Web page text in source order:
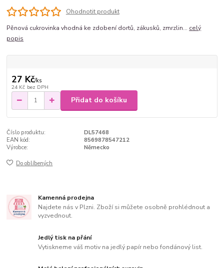
Ohodnotit produkt
Pěnová cukrovinka vhodná ke zdobení dortů, zákusků, zmrzlin... celý
popis
27 Kč/ks
24 Kč bez DPH
Přidat do košíku
Číslo produktu:
DL57468
EAN kód:
8569878547212
Výrobce:
Německo
Do oblíbených
Kamenná prodejna
Najdete nás v Plzni. Zboží si můžete osobně prohlédnout a
vyzvednout.
Jedlý tisk na přání
Vytiskneme váš motiv na jedlý papír nebo fondánový list.